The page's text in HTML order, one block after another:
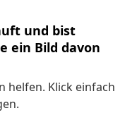
und bist
ein Bild davon
helfen. Klick einfach